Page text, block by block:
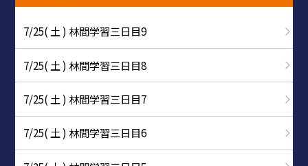
7/25( 土 ) 林間学習三日目9
7/25( 土 ) 林間学習三日目8
7/25( 土 ) 林間学習三日目7
7/25( 土 ) 林間学習三日目6